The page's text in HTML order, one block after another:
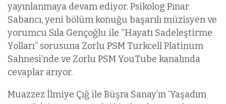
yayınlanmaya devam ediyor. Psikolog Pınar
Sabancı, yeni bölüm konuğu başarılı müzisyen ve
yorumcu Sıla Gençoğlu ile “Hayatı Sadeleştirme
Yolları” sorusuna Zorlu PSM Turkcell Platinum
Sahnesi’nde ve Zorlu PSM YouTube kanalında
cevaplar arıyor.
Muazzez İlmiye Çığ ile Büşra Sanay’ın ‘Yaşadım